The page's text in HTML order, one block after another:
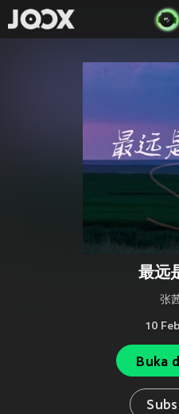
最远
张
10
Buka